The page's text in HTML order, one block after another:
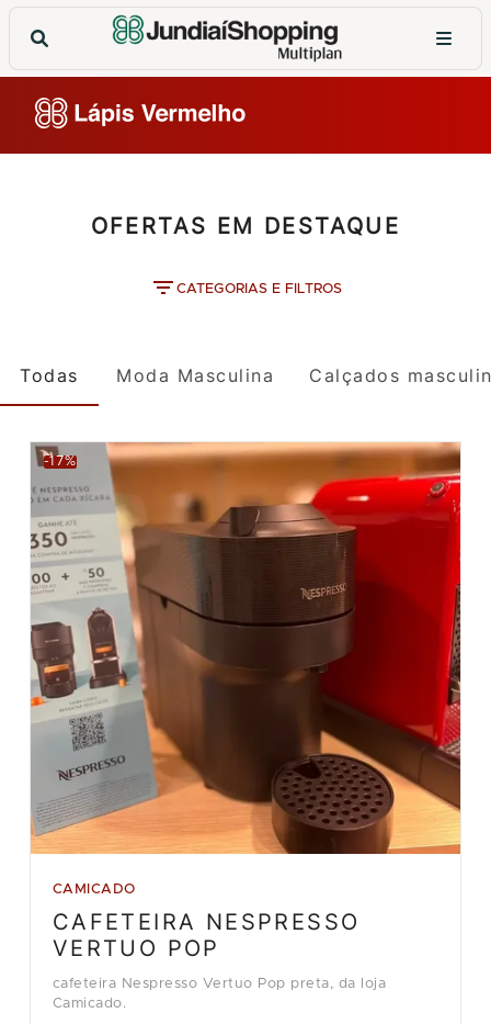
OFERTAS EM DESTAQUE
CATEGORIAS E FILTROS
Todas Moda Masculina Calçados
-17%
CAMICADO
CAFETEIRA NESPRESSO
VERTUO POP
cafeteira Nespresso Vertuo Pop preta, da loja
Camicado.